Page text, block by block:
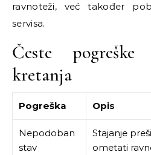
ravnoteži, već također
servisa.
Česte
kretanja
Pogreška Opis
Nepodoban
stav
Stajanje
ometati